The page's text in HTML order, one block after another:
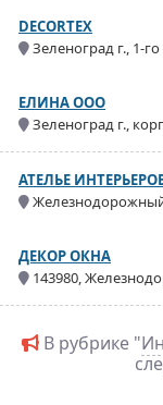
DECORTEX
Зеленоград г., 1-
ЕЛИНА ООО
Зеленоград г.,
АТЕЛЬЕ
Железнодорожный
ДЕКОР ОКНА
143980,
В рубрике "